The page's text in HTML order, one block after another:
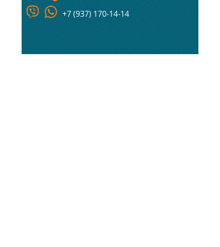
+7 (937) 170-14-14